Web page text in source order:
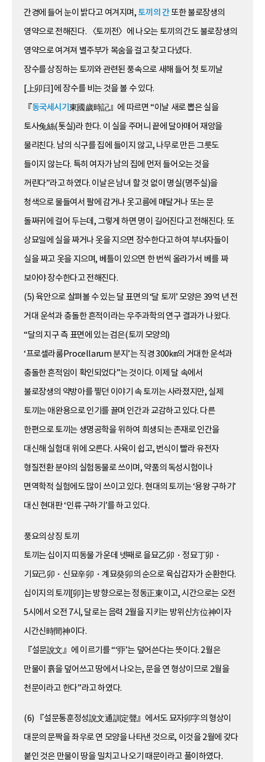
간경에 들어 눈이 밝다고 여겨지며, 토끼의 간또한 불로장생의
영약으로 전해진다. 〈토끼전〉에 나오는 토끼의 간도 불로장생의
영약으로 여겨져 별주부가 목숨을 걸고 찾고 다녔다.
장수를 상징하는 토끼와 관련된 풍속으로 새해 들어 첫 토끼날
[上卯日]에 장수를 비는 것을 볼 수 있다.
『동국세시기 東國歲時記』에 따르면 “이날 새로 뽑은 실을
토사兔絲(톳실)라 한다. 이 실을 주머니 끝에 달아매어 재앙을
물리친다. 남의 식구를 집에 들이지 않고, 나무로 만든 그릇도
들이지 않는다. 특히 여자가 남의 집에 먼저 들어오는 것을
꺼린다”라고 하였다. 이날은 남녀 할 것 없이 명실(명주실)을
청색으로 물들여서 팔에 감거나 옷고름에 매달거나 또는 문
돌쩌귀에 걸어 두는데, 그렇게 하면 명이 길어진다고 전해진다. 또
상묘일에 실을 짜거나 옷을 지으면 장수한다고 하여 부녀자들이
실을 짜고 옷을 지으며, 베틀이 있으면 한 번씩 올라가서 베를 짜
보아야 장수한다고 전해진다.
(5) 육안으로 살펴볼 수 있는 달 표면의 ‘달 토끼’ 모양은 39억 년 전
거대 운석과 충돌한 흔적이라는 우주과학의 연구 결과가 나왔다.
“달의 지구 측 표면에 있는 검은(토끼 모양의)
‘프로셀라룸Procellarum 분지’는 직경 300㎞의 거대한 운석과
충돌한 흔적임이 확인되었다”는 것이다. 이제 달 속에서
불로장생의 약방아를 찧던 이야기 속 토끼는 사라졌지만, 실제
토끼는 애완용으로 인기를 끌며 인간과 교감하고 있다. 다른
한편으로 토끼는 생명공학을 위하여 희생되는 존재로 인간을
대신해 실험대 위에 오른다. 사육이 쉽고, 번식이 빨라 유전자
형질전환 분야의 실험동물로 쓰이며, 약품의 독성시험이나
면역학적 실험에도 많이 쓰이고 있다. 현대의 토끼는 ‘용왕 구하기’
대신 현대판 ‘인류 구하기’를 하고 있다.
풍요의 상징 토끼
토끼는 십이지 띠동물 가운데 넷째로 을묘乙卯・정묘丁卯・
기묘己卯・신묘辛卯・계묘癸卯의 순으로 육십갑자가 순환한다.
십이지의 토끼[卯]는 방향으로는 정동正東이고, 시간으로는 오전
5시에서 오전 7시, 달로는 음력 2월을 지키는 방위신方位神이자
시간신時間神이다.
『설문說文』에 이르기를 “‘丣’는 덮어쓴다는 뜻이다. 2월은
만물이 흙을 덮어쓰고 땅에서 나오는, 문을 연 형상이므로 2월을
천문이라고 한다”라고 하였다.
(6) 『설문통훈정성說文通訓定聲』에서도 묘자卯字의 형상이
대문의 문짝을 좌우로 연 모양을 나타낸 것으로, 이것을 2월에 갖다
붙인 것은 만물이 땅을 밀치고 나오기 때문이라고 풀이하였다.